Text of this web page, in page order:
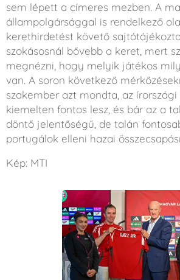
sem lépett a címeres mezben. A
állampolgársággal is rendelkező
kerethirdetést követő
szokásosnál bővebb a keret, mert
megnézni, hogy melyik játékos
van. A soron következő
szakember azt mondta, az
kiemelten fontos lesz, és bár az a
döntő jelentőségű, de talán
portugálok elleni hazai
Kép: MTI